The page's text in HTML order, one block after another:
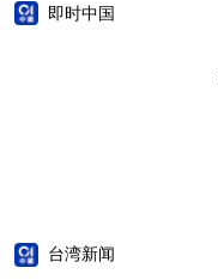
即时中国
台湾新闻